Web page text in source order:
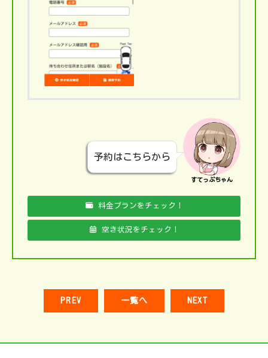
予約はこちらから
すてっぷちゃん
料金プランをチェック！
空き状況をチェック！
PREV 一覧へ NEXT